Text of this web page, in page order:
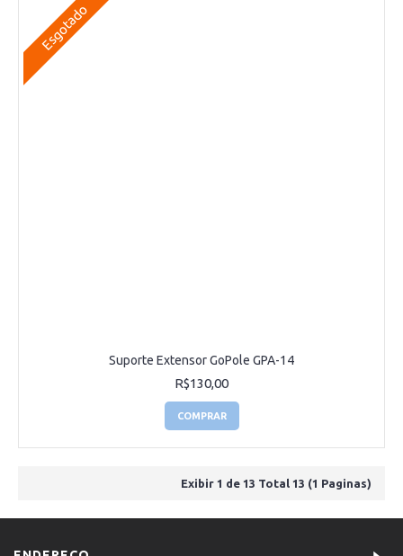
Esgotado
Suporte Extensor GoPole GPA-14
R$130,00
COMPRAR
Exibir 1 de 13 Total 13 (1 Paginas)